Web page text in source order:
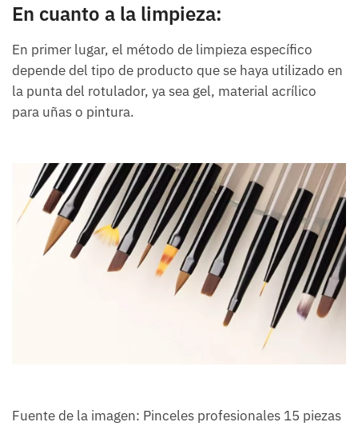
En cuanto a la limpieza:
En primer lugar, el método de limpieza específico
depende del tipo de producto que se haya utilizado en
la punta del rotulador, ya sea gel, material acrílico
para uñas o pintura.
Fuente de la imagen: Pinceles profesionales 15 piezas